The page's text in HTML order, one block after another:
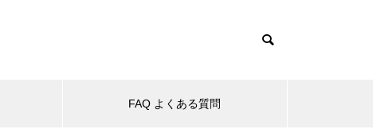
FAQ よくある質問